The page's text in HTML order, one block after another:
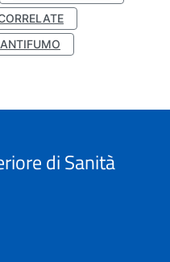
di Sanità